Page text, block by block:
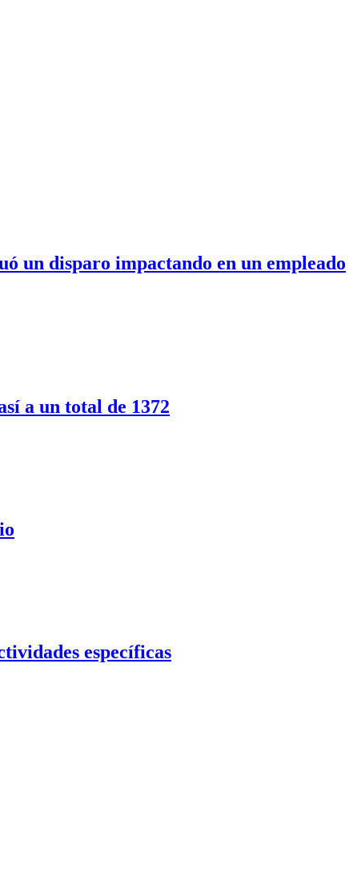
un disparo impactando en un empleado
a un total de 1372
específicas